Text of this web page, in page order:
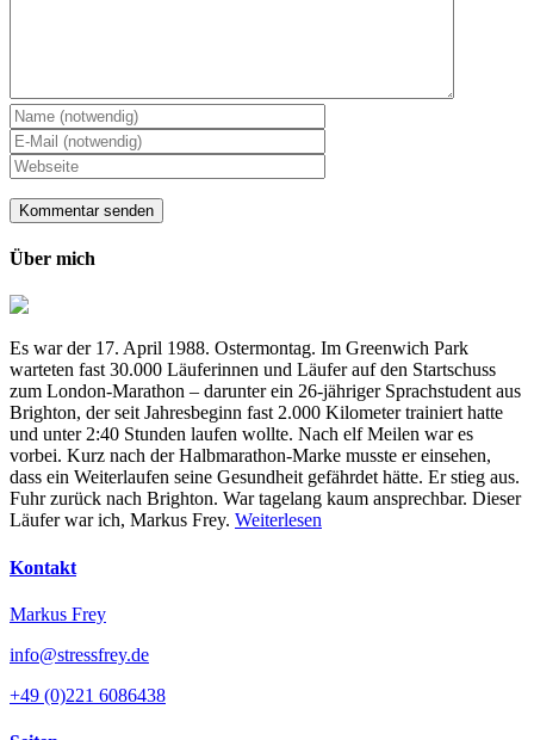
Über mich
Es war der 17. April 1988. Ostermontag. Im Greenwich Park
warteten fast 30.000 Läuferinnen und Läufer auf den Startschuss
zum London-Marathon – darunter ein 26-jähriger Sprachstudent aus
Brighton, der seit Jahresbeginn fast 2.000 Kilometer trainiert hatte
und unter 2:40 Stunden laufen wollte. Nach elf Meilen war es
vorbei. Kurz nach der Halbmarathon-Marke musste er einsehen,
dass ein Weiterlaufen seine Gesundheit gefährdet hätte. Er stieg aus.
Fuhr zurück nach Brighton. War tagelang kaum ansprechbar. Dieser
Läufer war ich, Markus Frey. Weiterlesen
Kontakt
Markus Frey
info@stressfrey.de
+49 (0)221 6086438